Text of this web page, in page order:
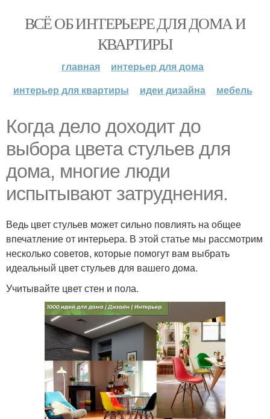
ВСЁ ОБ ИНТЕРЬЕРЕ ДЛЯ ДОМА И
КВАРТИРЫ
главная
интерьер для дома
интерьер для квартиры
идеи дизайна мебель
Когда дело доходит до
выбора цвета стульев для
дома, многие люди
испытывают затруднения.
Ведь цвет стульев может сильно повлиять на общее
впечатление от интерьера. В этой статье мы рассмотрим
несколько советов, которые помогут вам выбрать
идеальный цвет стульев для вашего дома.
Учитывайте цвет стен и пола.